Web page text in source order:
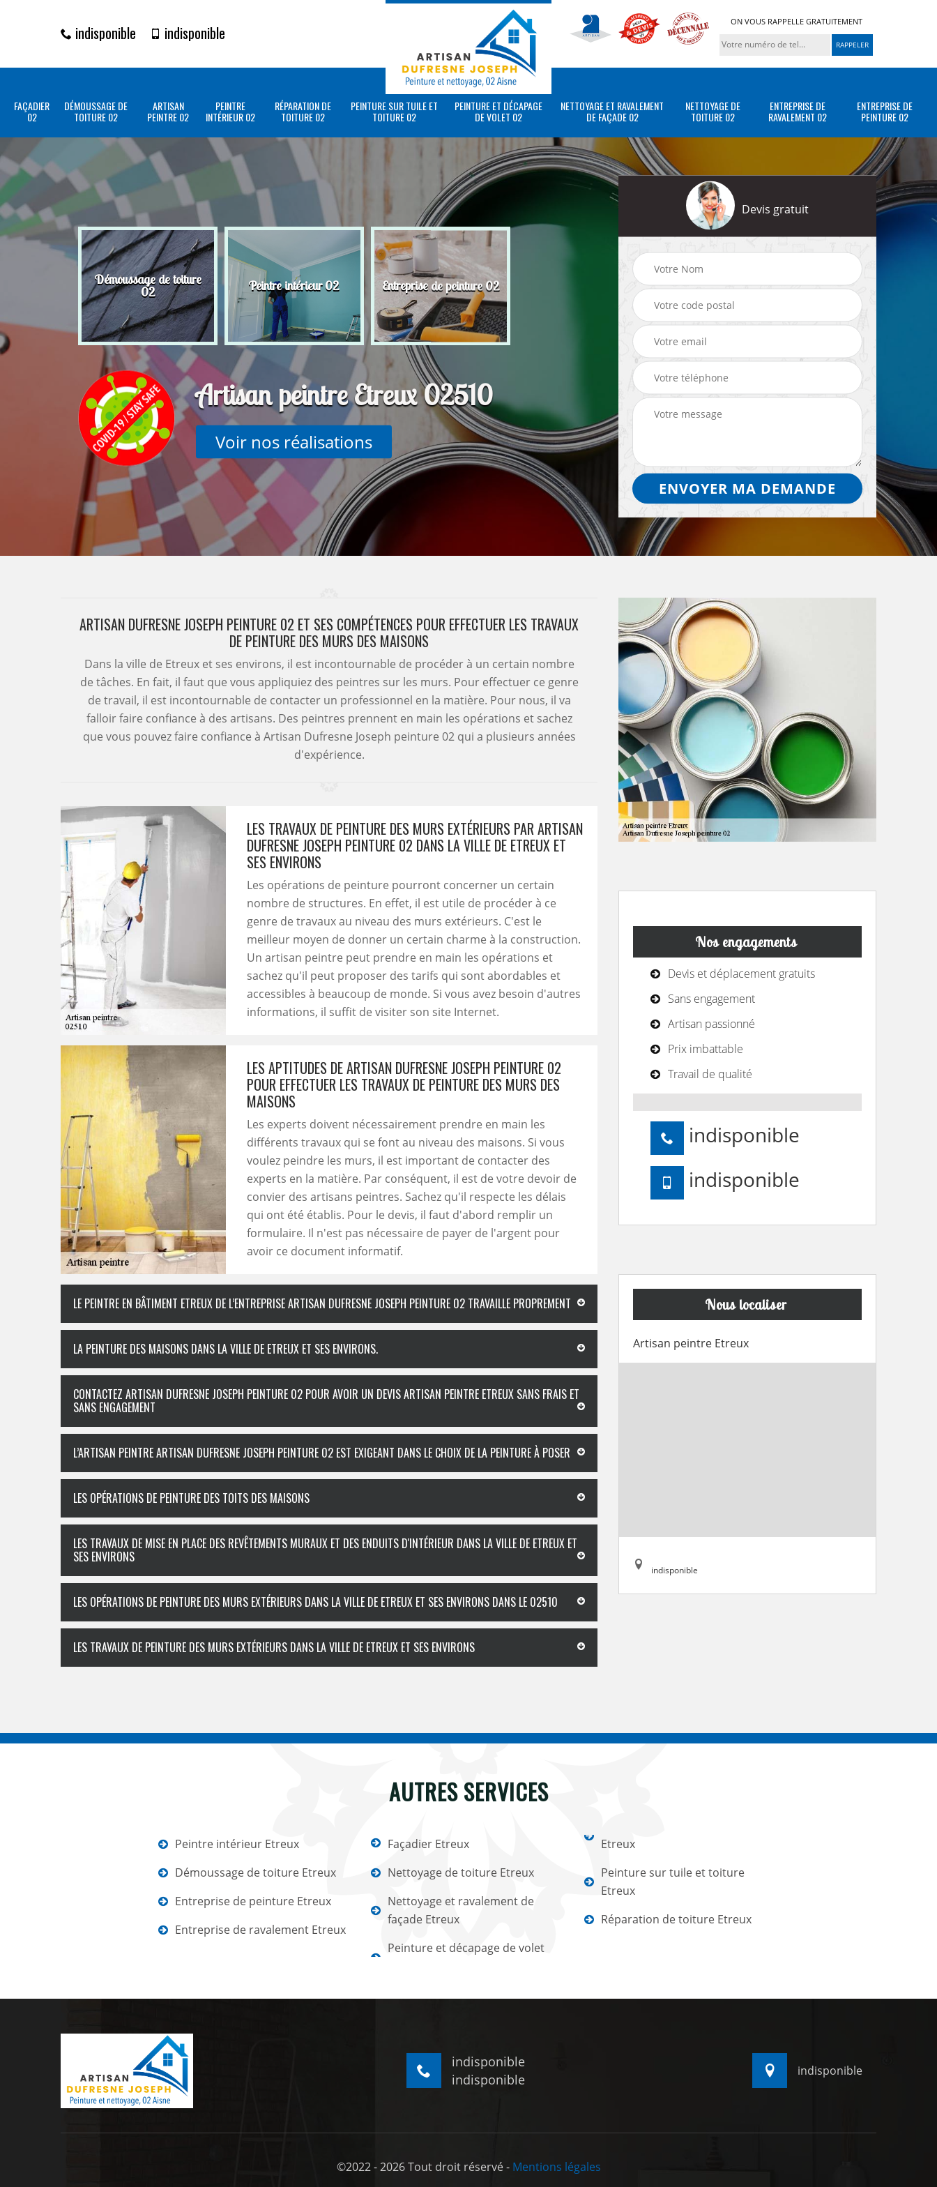
indisponible indisponible
ON VOUS RAPPELLE GRATUITEMENT
FAÇADIER
02
DÉMOUSSAGE DE
TOITURE 02
ARTISAN
PEINTRE 02
PEINTRE
INTÉRIEUR 02
RÉPARATION DE
TOITURE 02
PEINTURE SUR TUILE ET
TOITURE 02
PEINTURE ET DÉCAPAGE
DE VOLET 02
NETTOYAGE ET RAVALEMENT
DE FAÇADE 02
NETTOYAGE DE
TOITURE 02
ENTREPRISE DE
RAVALEMENT 02
ENTREPRISE DE
PEINTURE 02
Démoussage de toiture
02 Peintre intérieur 02 Entreprise de peinture 02
Artisan peintre Etreux 02510
Voir nos réalisations
Devis gratuit
ARTISAN DUFRESNE JOSEPH PEINTURE 02 ET SES COMPÉTENCES POUR EFFECTUER LES TRAVAUX
DE PEINTURE DES MURS DES MAISONS
Dans la ville de Etreux et ses environs, il est incontournable de procéder à un certain nombre
de tâches. En fait, il faut que vous appliquiez des peintres sur les murs. Pour effectuer ce genre
de travail, il est incontournable de contacter un professionnel en la matière. Pour nous, il va
falloir faire confiance à des artisans. Des peintres prennent en main les opérations et sachez
que vous pouvez faire confiance à Artisan Dufresne Joseph peinture 02 qui a plusieurs années
d'expérience.
LES TRAVAUX DE PEINTURE DES MURS EXTÉRIEURS PAR ARTISAN
DUFRESNE JOSEPH PEINTURE 02 DANS LA VILLE DE ETREUX ET
SES ENVIRONS
Les opérations de peinture pourront concerner un certain
nombre de structures. En effet, il est utile de procéder à ce
genre de travaux au niveau des murs extérieurs. C'est le
meilleur moyen de donner un certain charme à la construction.
Un artisan peintre peut prendre en main les opérations et
sachez qu'il peut proposer des tarifs qui sont abordables et
accessibles à beaucoup de monde. Si vous avez besoin d'autres
informations, il suffit de visiter son site Internet.
LES APTITUDES DE ARTISAN DUFRESNE JOSEPH PEINTURE 02
POUR EFFECTUER LES TRAVAUX DE PEINTURE DES MURS DES
MAISONS
Les experts doivent nécessairement prendre en main les
différents travaux qui se font au niveau des maisons. Si vous
voulez peindre les murs, il est important de contacter des
experts en la matière. Par conséquent, il est de votre devoir de
convier des artisans peintres. Sachez qu'il respecte les délais
qui ont été établis. Pour le devis, il faut d'abord remplir un
formulaire. Il n'est pas nécessaire de payer de l'argent pour
avoir ce document informatif.
LE PEINTRE EN BÂTIMENT ETREUX DE L’ENTREPRISE ARTISAN DUFRESNE JOSEPH PEINTURE 02 TRAVAILLE PROPREMENT
LA PEINTURE DES MAISONS DANS LA VILLE DE ETREUX ET SES ENVIRONS.
CONTACTEZ ARTISAN DUFRESNE JOSEPH PEINTURE 02 POUR AVOIR UN DEVIS ARTISAN PEINTRE ETREUX SANS FRAIS ET
SANS ENGAGEMENT
L’ARTISAN PEINTRE ARTISAN DUFRESNE JOSEPH PEINTURE 02 EST EXIGEANT DANS LE CHOIX DE LA PEINTURE À POSER
LES OPÉRATIONS DE PEINTURE DES TOITS DES MAISONS
LES TRAVAUX DE MISE EN PLACE DES REVÊTEMENTS MURAUX ET DES ENDUITS D'INTÉRIEUR DANS LA VILLE DE ETREUX ET
SES ENVIRONS
LES OPÉRATIONS DE PEINTURE DES MURS EXTÉRIEURS DANS LA VILLE DE ETREUX ET SES ENVIRONS DANS LE 02510
LES TRAVAUX DE PEINTURE DES MURS EXTÉRIEURS DANS LA VILLE DE ETREUX ET SES ENVIRONS
Nos engagements
Devis et déplacement gratuits
Sans engagement
Artisan passionné
Prix imbattable
Travail de qualité
indisponible
indisponible
Nous localiser
Artisan peintre Etreux
indisponible
AUTRES SERVICES
Peintre intérieur Etreux
Démoussage de toiture Etreux
Entreprise de peinture Etreux
Entreprise de ravalement Etreux
Façadier Etreux
Nettoyage de toiture Etreux
Nettoyage et ravalement de
façade Etreux
Peinture et décapage de volet
Etreux
Peinture sur tuile et toiture
Etreux
Réparation de toiture Etreux
indisponible
indisponible
indisponible
©2022 - 2026 Tout droit réservé - Mentions légales